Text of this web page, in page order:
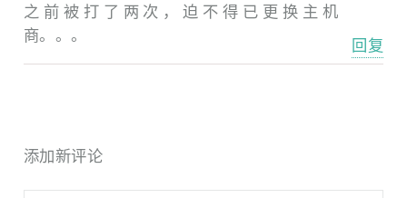
之前被打了两次，迫不得已更换主机
商。。。
回复
添加新评论